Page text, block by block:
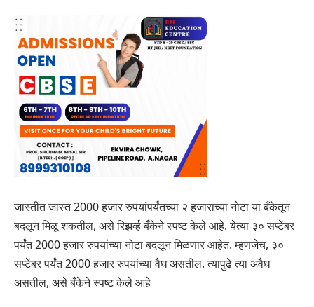
जास्तीत जास्त 2000 हजार रुपयांपर्यंतच्या २ हजाराच्या नोटा या बँकेतून
बदलून मिळू शकतील, असे रिझर्व्ह बँकेने स्पष्ट केले आहे. येत्या ३० सप्टेंबर
पर्यंत 2000 हजार रुपयांच्या नोटा बदलून मिळणार आहेत. म्हणजेच, ३०
सप्टेंबर पर्यंत 2000 हजार रुपयांच्या वैध असतील. त्यापुढे त्या अवैध
असतील, असे बँकेने स्पष्ट केले आहे